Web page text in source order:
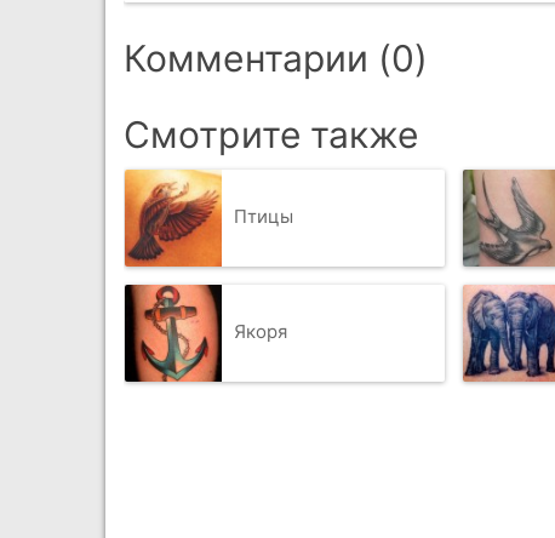
Комментарии (0)
Смотрите также
Птицы
Якоря